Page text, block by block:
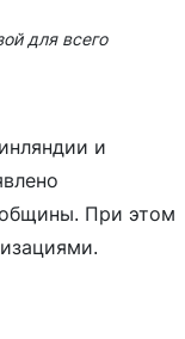
для всего
и
общины. При этом